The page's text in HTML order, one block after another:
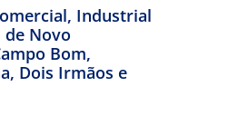
Industrial
de Novo
Bom,
Dois Irmãos e